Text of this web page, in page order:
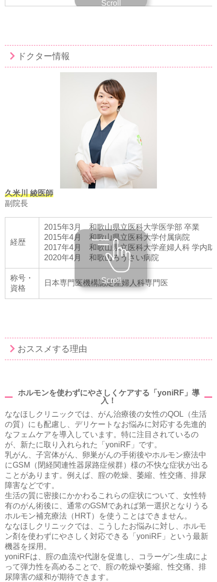
Scroll
ドクター情報
久米川 綾医師
副院長
経歴
2015年3月 和歌山県立医科大学医学部 卒業
2015年4月 和歌山県立医科大学付属病院
2017年4月 和歌山県立医科大学産婦人科 学内助
2020年4月 和歌山ろうさい病院
称号・
資格
日本専門医機構認定産婦人科専門医
Scroll
おススメする理由
ホルモンを使わずにやさしくケアする「yoniRF」導
入！
ななほしクリニックでは、がん治療後の女性のQOL（生活
の質）にも配慮し、デリケートなお悩みに対応する先進的
なフェムケアを導入しています。特に注目されているの
が、新たに取り入れられた「yoniRF」です。
乳がん、子宮体がん、卵巣がんの手術後やホルモン療法中
にGSM（閉経関連性器尿路症候群）様の不快な症状が出る
ことがあります。例えば、腟の乾燥、萎縮、性交痛、排尿
障害などです。
生活の質に密接にかかわるこれらの症状について、女性特
有のがん術後に、通常のGSMであれば第一選択となりうる
ホルモン補充療法（HRT）を使うことはできません。
ななほしクリニックでは、こうしたお悩みに対し、ホルモ
ン剤を使わずにやさしく対応できる「yoniRF」という最新
機器を採用。
yoniRFは、腟の血流や代謝を促進し、コラーゲン生成によ
って弾力性を高めることで、腟の乾燥や萎縮、性交痛、排
尿障害の緩和が期待できます。